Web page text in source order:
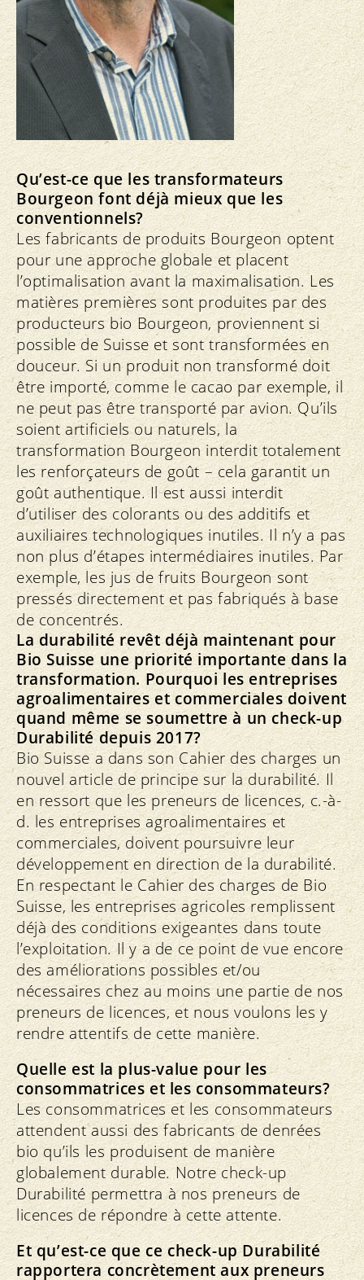
Qu’est-ce que les transformateurs
Bourgeon font déjà mieux que les
conventionnels?
Les fabricants de produits Bourgeon optent
pour une approche globale et placent
l’optimalisation avant la maximalisation. Les
matières premières sont produites par des
producteurs bio Bourgeon, proviennent si
possible de Suisse et sont transformées en
douceur. Si un produit non transformé doit
être importé, comme le cacao par exemple, il
ne peut pas être transporté par avion. Qu’ils
soient artificiels ou naturels, la
transformation Bourgeon interdit totalement
les renforçateurs de goût – cela garantit un
goût authentique. Il est aussi interdit
d’utiliser des colorants ou des additifs et
auxiliaires technologiques inutiles. Il n’y a pas
non plus d’étapes intermédiaires inutiles. Par
exemple, les jus de fruits Bourgeon sont
pressés directement et pas fabriqués à base
de concentrés.
La durabilité revêt déjà maintenant pour
Bio Suisse une priorité importante dans la
transformation. Pourquoi les entreprises
agroalimentaires et commerciales doivent
quand même se soumettre à un check-up
Durabilité depuis 2017?
Bio Suisse a dans son Cahier des charges un
nouvel article de principe sur la durabilité. Il
en ressort que les preneurs de licences, c.-à-
d. les entreprises agroalimentaires et
commerciales, doivent poursuivre leur
développement en direction de la durabilité.
En respectant le Cahier des charges de Bio
Suisse, les entreprises agricoles remplissent
déjà des conditions exigeantes dans toute
l’exploitation. Il y a de ce point de vue encore
des améliorations possibles et/ou
nécessaires chez au moins une partie de nos
preneurs de licences, et nous voulons les y
rendre attentifs de cette manière.
Quelle est la plus-value pour les
consommatrices et les consommateurs?
Les consommatrices et les consommateurs
attendent aussi des fabricants de denrées
bio qu’ils les produisent de manière
globalement durable. Notre check-up
Durabilité permettra à nos preneurs de
licences de répondre à cette attente.
Et qu’est-ce que ce check-up Durabilité
rapportera concrètement aux preneurs